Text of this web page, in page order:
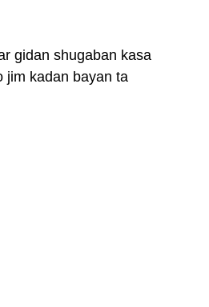
gidan shugaban kasa
jim kadan bayan ta